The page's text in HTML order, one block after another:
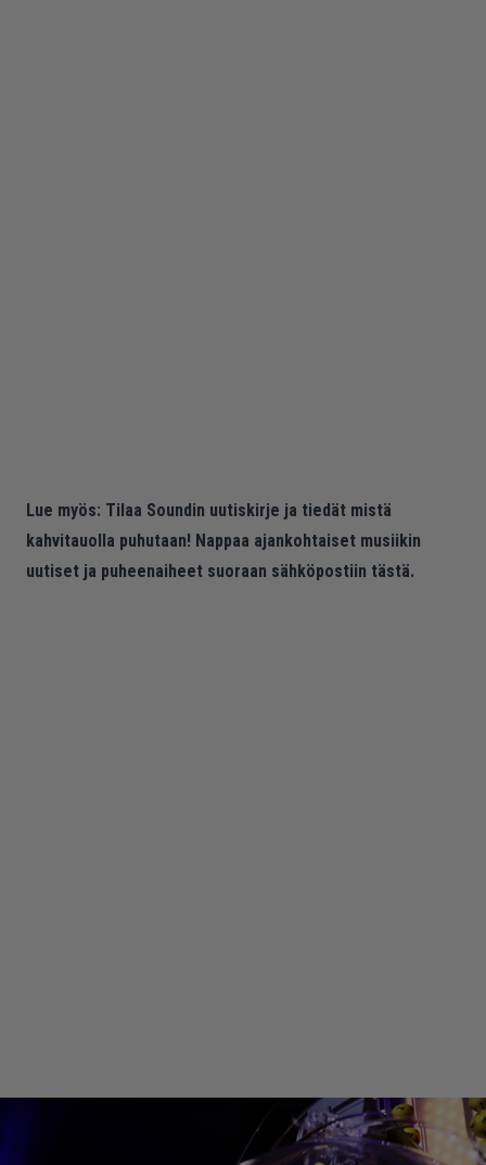
Lue myös: Tilaa Soundin uutiskirje ja tiedät mistä
kahvitauolla puhutaan! Nappaa ajankohtaiset musiikin
uutiset ja puheenaiheet suoraan sähköpostiin tästä.